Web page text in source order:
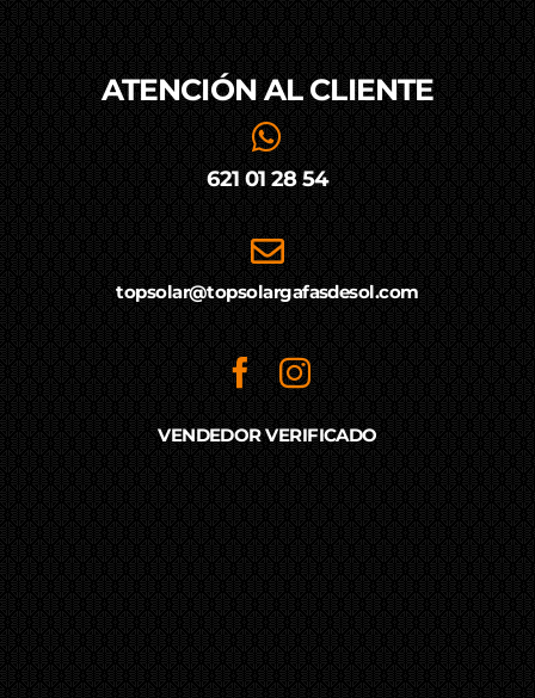
ATENCIÓN AL CLIENTE
621 01 28 54
topsolar@topsolargafasdesol.com
VENDEDOR VERIFICADO